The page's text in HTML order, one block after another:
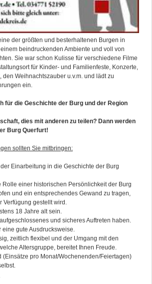
der größten und besterhaltenen Burgen in
beindruckenden Ambiente und voll von
Sie war schon Kulisse für verschiedene Filme
für Kinder- und Familienfeste, Konzerte,
den Weihnachtszauber u.v.m. und lädt zu
ein.
für die Geschichte der Burg und der Region
dies mit anderen zu teilen? Dann werden
Burg Querfurt!
sollten Sie mitbringen:
Einarbeitung in die Geschichte der Burg
Rolle einer historischen Persönlichkeit der Burg
und ein entsprechendes Gewand zu tragen,
Verfügung gestellt wird.
18 Jahre alt sein.
und sicheres Auftreten haben.
eine gute Ausdrucksweise.
zeitlich flexibel und der Umgang mit den
Altersgruppe, bereitet Ihnen Freude.
(Einsätze pro Monat/Wochenenden/Feiertagen)